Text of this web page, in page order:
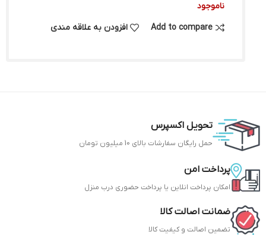
ناموجود
Add to compare
افزودن به علاقه مندی
تحویل اکسپرس
حمل رایگان سفارشات بالای 10 میلیون تومان
پرداخت امن
امکان پرداخت انلاین یا پرداخت حضوری درب منزل
ضمانت اصالت کالا
تضمین اصالت و کیفیت کالا